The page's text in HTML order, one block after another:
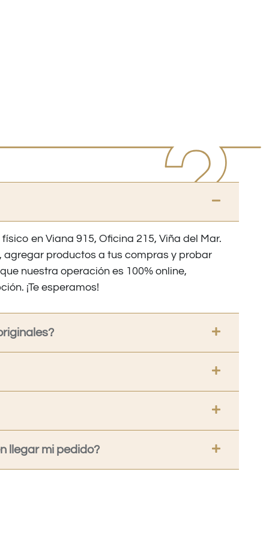
en Viana 915, Oficina 215, Viña del Mar.
agregar productos a tus compras y probar
nuestra operación es 100% online,
¡Te esperamos!
llegar mi pedido?